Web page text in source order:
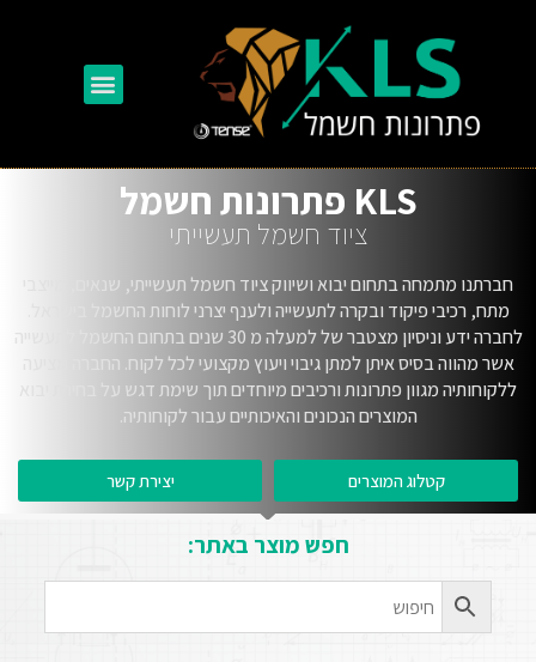
KLS פתרונות חשמל
ציוד חשמל תעשייתי
חברתנו מתמחה בתחום יבוא ושיווק ציוד חשמל תעשייתי, שנאים, מייצבי
מתח, רכיבי פיקוד ובקרה לתעשייה ולענף יצרני לוחות החשמל בישראל.
לחברה ידע וניסיון מצטבר של למעלה מ 30 שנים בתחום החשמל לתעשייה
אשר מהווה בסיס איתן למתן גיבוי ויעוץ מקצועי לכל לקוח. החברה מציעה
ללקוחותיה מגוון פתרונות ורכיבים מיוחדים תוך שימת דגש על בחירת יבוא
המוצרים הנכונים והאיכותיים עבור לקוחותיה.
קטלוג המוצרים יצירת קשר
חפש מוצר באתר: